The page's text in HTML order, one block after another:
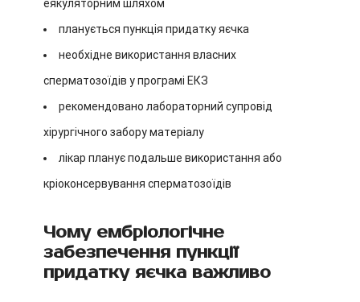
еякуляторним шляхом
планується пункція придатку яєчка
необхідне використання власних
сперматозоїдів у програмі ЕКЗ
рекомендовано лабораторний супровід
хірургічного забору матеріалу
лікар планує подальше використання або
кріоконсервування сперматозоїдів
Чому ембріологічне
забезпечення пункції
придатку яєчка важливо